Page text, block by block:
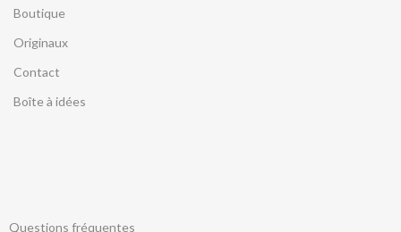
Boutique
Originaux
Contact
Boîte à idées
Questions fréquentes